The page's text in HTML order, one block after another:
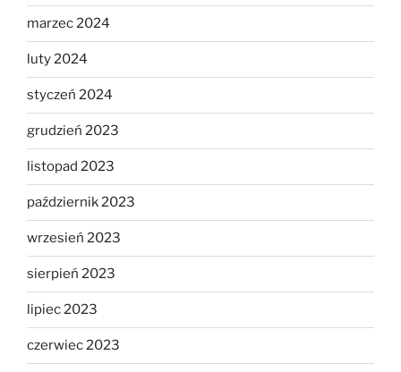
marzec 2024
luty 2024
styczeń 2024
grudzień 2023
listopad 2023
październik 2023
wrzesień 2023
sierpień 2023
lipiec 2023
czerwiec 2023